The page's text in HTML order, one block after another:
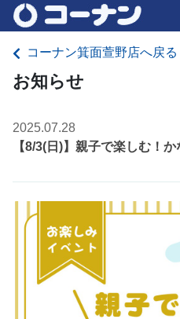
コーナン箕面萱野店へ戻る
お知らせ
2025.07.28
【8/3(日)】親子で楽しむ！